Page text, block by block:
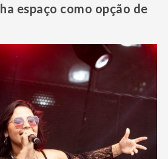
espaço como opção de